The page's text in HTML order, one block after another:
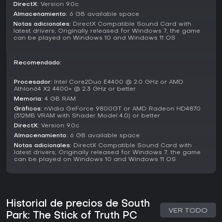
narrativa lineal con misiones secundarias que se integran
Los jugadores avanzan por capítulos que escalan desde
peleas en el patio hasta conflictos mayores con facciones
sin elementos competitivos ni cooperativos.
Factions and Mechanics
El mundo del juego se divide en facciones rivales
enzarzadas en una guerra simulada por the Stick of Truth.
Los humanos forman el Kingdom of Kupa Keep, liderado por
Cartman como Wizard King, con miembros como el paladín
Butters y el ladrón Craig. Enfrente están los Drow Elves, al
mando de Kyle como High Jew Elf, con el guerrero Stan y el
bardo Jimmy.
Las mecánicas se vinculan a estos grupos mediante
contrarrestan tipos de ataque específicos, lo que exige
decisiones estratégicas, y minijuegos para acciones como
defecar y crear objetos lanzables que aplican efectos de
DirectX: Version 9.0c
Almacenamiento: 6 GB available space
Notas adicionales: DirectX Compatible Sound Card with
latest drivers; Originally released for Windows 7, the game
can be played on Windows 10 and Windows 11 OS
Recomendado:
Procesador: Intel Core2Duo E4400 @ 2.0 GHz or AMD
Athlon64 X2 4400+ @ 2.3 GHz or better
Memoria: 4 GB RAM
Gráficos: nVidia GeForce 9800GT or AMD Radeon HD4870
(512MB VRAM with Shader Model 4.0) or better
DirectX: Version 9.0c
Almacenamiento: 6 GB available space
Notas adicionales: DirectX Compatible Sound Card with
latest drivers; Originally released for Windows 7, the game
can be played on Windows 10 and Windows 11 OS
Historial de precios de South
Park: The Stick of Truth PC
VER TODO